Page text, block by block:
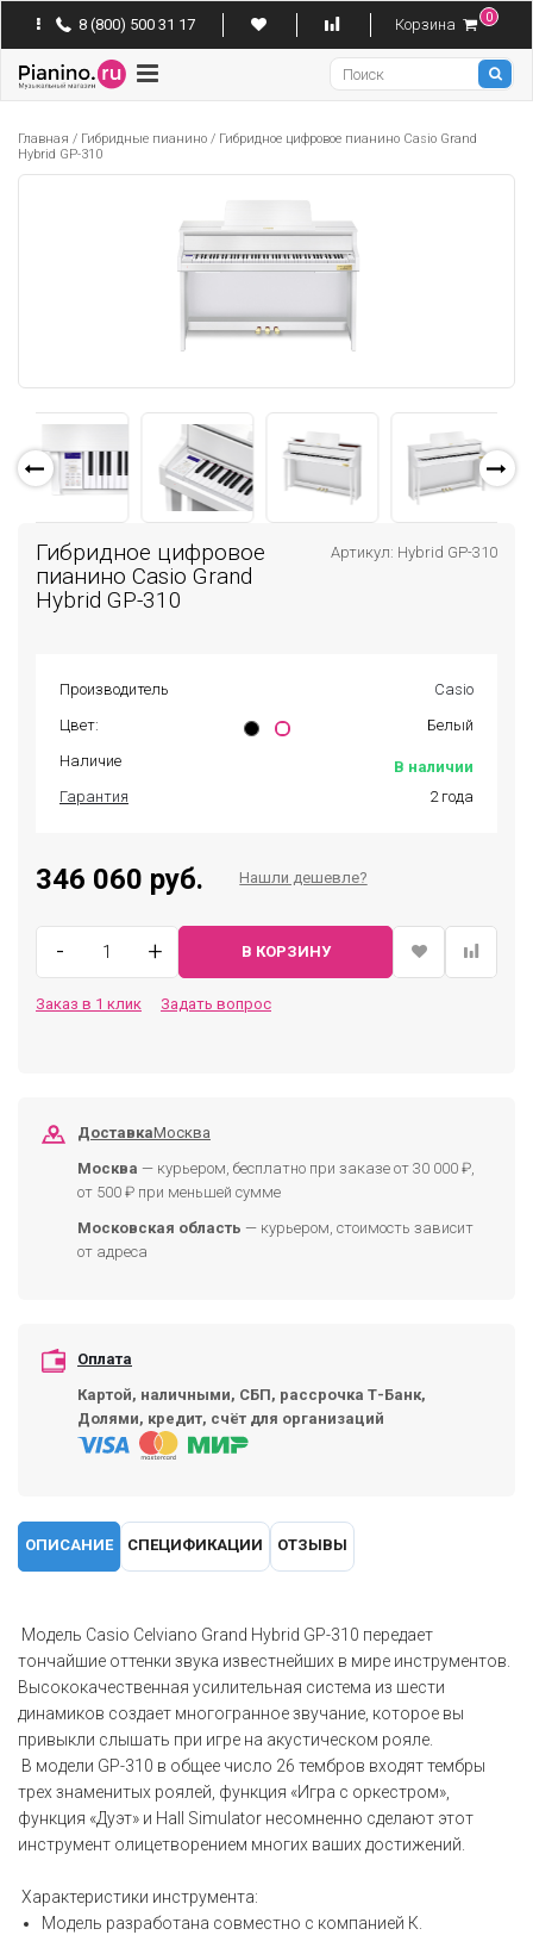
8 (800) 500 31 17 Корзина 0
Pianino
Главная / Гибридные пианино / Гибридное цифровое пианино Casio Grand
Hybrid GP-310
Гибридное цифровое
пианино Casio Grand
Hybrid GP-310
Артикул: Hybrid GP-310
Производитель
Casio
Цвет:
Белый
Наличие
В наличии
Гарантия
2 года
346 060 руб. Нашли дешевле?
- + В КОРЗИНУ
Заказ в 1 клик Задать вопрос
ДоставкаМосква
Москва — курьером, бесплатно при заказе от 30 000 ₽,
от 500 ₽ при меньшей сумме
Московская область — курьером, стоимость зависит
от адреса
Оплата
Картой, наличными, СБП, рассрочка Т-Банк,
Долями, кредит, счёт для организаций
ОПИСАНИЕ СПЕЦИФИКАЦИИ ОТЗЫВЫ
Модель Casio Celviano Grand Hybrid GP-310 передает
тончайшие оттенки звука известнейших в мире инструментов.
Высококачественная усилительная система из шести
динамиков создает многогранное звучание, которое вы
привыкли слышать при игре на акустическом рояле.
В модели GP-310 в общее число 26 тембров входят тембры
трех знаменитых роялей, функция «Игра с оркестром»,
функция «Дуэт» и Hall Simulator несомненно сделают этот
инструмент олицетворением многих ваших достижений.
Характеристики инструмента:
Модель разработана совместно с компанией К.